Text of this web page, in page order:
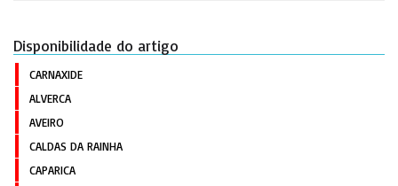
Disponibilidade do artigo
CARNAXIDE
ALVERCA
AVEIRO
CALDAS DA RAINHA
CAPARICA